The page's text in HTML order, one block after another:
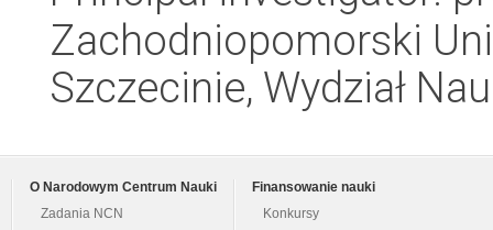
Zachodniopomorski
Szczecinie, Wydział
O Narodowym Centrum Nauki
Zadania NCN
Finansowanie nauki
Konkursy